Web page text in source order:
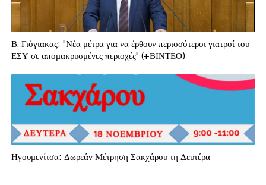
Β. Γιόγιακας: "Νέα μέτρα για να έρθουν περισσότεροι γιατροί του
ΕΣΥ σε απομακρυσμένες περιοχές" (+ΒΙΝΤΕΟ)
Ηγουμενίτσα: Δωρεάν Μέτρηση Σακχάρου τη Δευτέρα